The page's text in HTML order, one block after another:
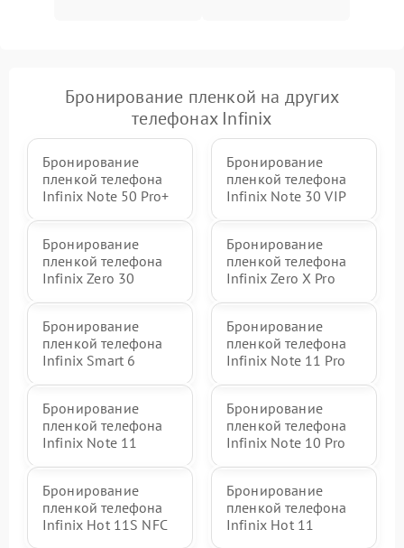
Бронирование пленкой на других
телефонах Infinix
Бронирование
пленкой телефона
Infinix Note 50 Pro+
Бронирование
пленкой телефона
Infinix Note 30 VIP
Бронирование
пленкой телефона
Infinix Zero 30
Бронирование
пленкой телефона
Infinix Zero X Pro
Бронирование
пленкой телефона
Infinix Smart 6
Бронирование
пленкой телефона
Infinix Note 11 Pro
Бронирование
пленкой телефона
Infinix Note 11
Бронирование
пленкой телефона
Infinix Note 10 Pro
Бронирование
пленкой телефона
Infinix Hot 11S NFC
Бронирование
пленкой телефона
Infinix Hot 11